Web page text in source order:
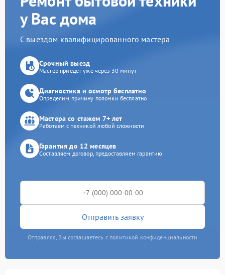
у Вас дома
С выездом квалифицированного мастера
Срочный выезд
Мастер приедет уже через 30 минут
Диагностика и осмотр бесплатно
Определим причину поломки бесплатно
Мастера со стажем 7+ лет
Работаем с техникой любой сложности
Гарантия до 12 месяцев
Составляем договор, предоставляем гарантию
Отправить заявку
Отправляя, Вы соглашаетесь с политикой конфиденциальности